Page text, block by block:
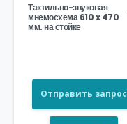
Тактильно-звуковая
мнемосхема 610 x 470
мм. на стойке
Отправить запрос